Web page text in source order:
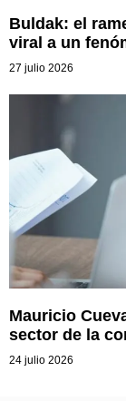
Buldak: el
viral a un
27 julio 2026
Mauricio
sector de la
24 julio 2026